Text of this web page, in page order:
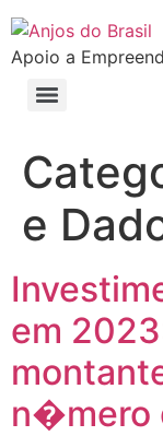
Apoio a
e
em
n�mero